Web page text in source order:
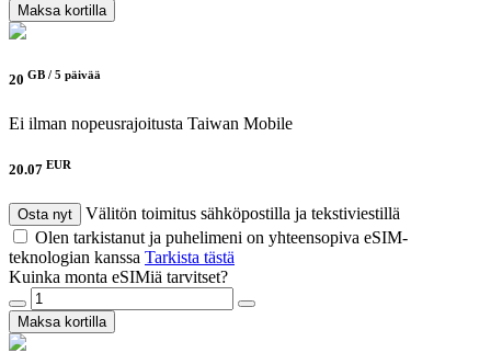
Maksa kortilla
20 GB / 5 päivää
Ei ilman nopeusrajoitusta Taiwan Mobile
20.07 EUR
Osta nyt
Välitön toimitus sähköpostilla ja tekstiviestillä
Olen tarkistanut ja puhelimeni on yhteensopiva eSIM-
teknologian kanssa Tarkista tästä
Kuinka monta eSIMiä tarvitset?
Maksa kortilla